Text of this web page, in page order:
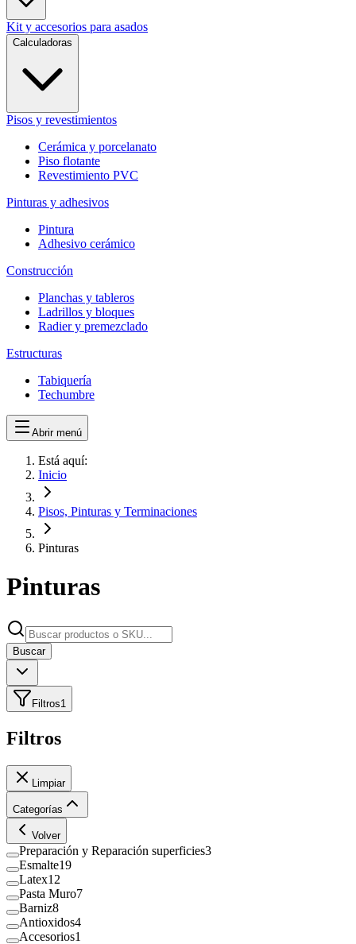
Kit y accesorios para asados
Calculadoras
Pisos y revestimientos
Cerámica y porcelanato
Piso flotante
Revestimiento PVC
Pinturas y adhesivos
Pintura
Adhesivo cerámico
Construcción
Planchas y tableros
Ladrillos y bloques
Radier y premezclado
Estructuras
Tabiquería
Techumbre
Abrir menú
Está aquí:
Inicio
Pisos, Pinturas y Terminaciones
Pinturas
Pinturas
Buscar
Filtros1
Filtros
Limpiar
Categorías
Volver
Preparación y Reparación superficies3
Esmalte19
Latex12
Pasta Muro7
Barniz8
Antioxidos4
Accesorios1